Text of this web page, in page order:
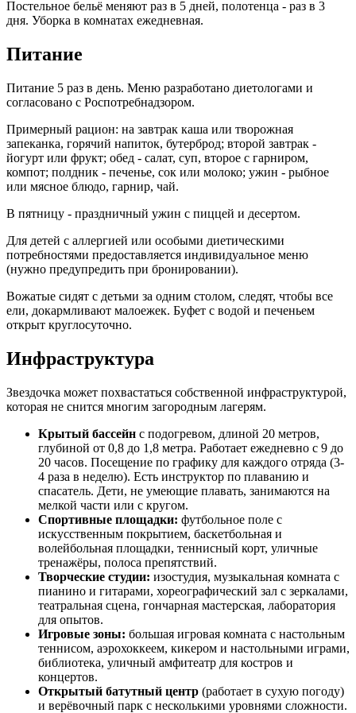
Постельное бельё меняют раз в 5 дней, полотенца - раз в 3
дня. Уборка в комнатах ежедневная.
Питание
Питание 5 раз в день. Меню разработано диетологами и
согласовано с Роспотребнадзором.
Примерный рацион: на завтрак каша или творожная
запеканка, горячий напиток, бутерброд; второй завтрак -
йогурт или фрукт; обед - салат, суп, второе с гарниром,
компот; полдник - печенье, сок или молоко; ужин - рыбное
или мясное блюдо, гарнир, чай.
В пятницу - праздничный ужин с пиццей и десертом.
Для детей с аллергией или особыми диетическими
потребностями предоставляется индивидуальное меню
(нужно предупредить при бронировании).
Вожатые сидят с детьми за одним столом, следят, чтобы все
ели, докармливают малоежек. Буфет с водой и печеньем
открыт круглосуточно.
Инфраструктура
Звездочка может похвастаться собственной инфраструктурой,
которая не снится многим загородным лагерям.
Крытый бассейн с подогревом, длиной 20 метров,
глубиной от 0,8 до 1,8 метра. Работает ежедневно с 9 до
20 часов. Посещение по графику для каждого отряда (3-
4 раза в неделю). Есть инструктор по плаванию и
спасатель. Дети, не умеющие плавать, занимаются на
мелкой части или с кругом.
Спортивные площадки: футбольное поле с
искусственным покрытием, баскетбольная и
волейбольная площадки, теннисный корт, уличные
тренажёры, полоса препятствий.
Творческие студии: изостудия, музыкальная комната с
пианино и гитарами, хореографический зал с зеркалами,
театральная сцена, гончарная мастерская, лаборатория
для опытов.
Игровые зоны: большая игровая комната с настольным
теннисом, аэрохоккеем, кикером и настольными играми,
библиотека, уличный амфитеатр для костров и
концертов.
Открытый батутный центр (работает в сухую погоду)
и верёвочный парк с несколькими уровнями сложности.